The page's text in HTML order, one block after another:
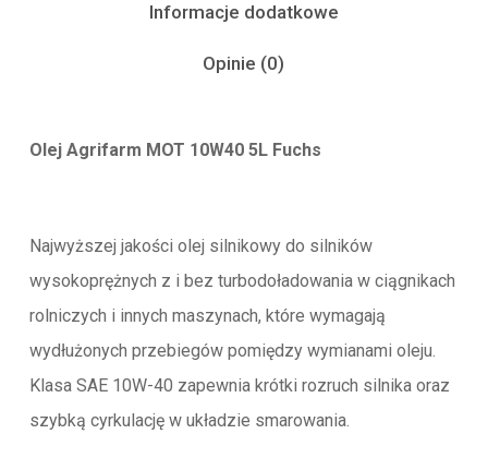
Informacje dodatkowe
Opinie (0)
Olej Agrifarm MOT 10W40 5L Fuchs
Najwyższej jakości olej silnikowy do silników
wysokoprężnych z i bez turbodoładowania w ciągnikach
rolniczych i innych maszynach, które wymagają
wydłużonych przebiegów pomiędzy wymianami oleju.
Klasa SAE 10W-40 zapewnia krótki rozruch silnika oraz
szybką cyrkulację w układzie smarowania.